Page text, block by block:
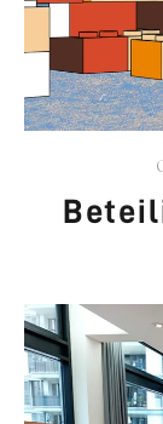
AG.URBAN
er